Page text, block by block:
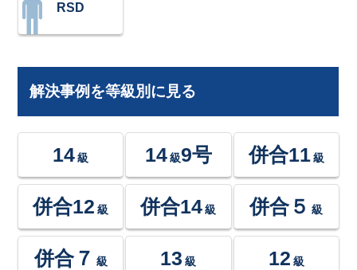
RSD
解決事例を等級別に見る
14 級 14級9号 併合11 級
併合12 級 併合14 級 併合５ 級
併合７ 級 13 級 12 級